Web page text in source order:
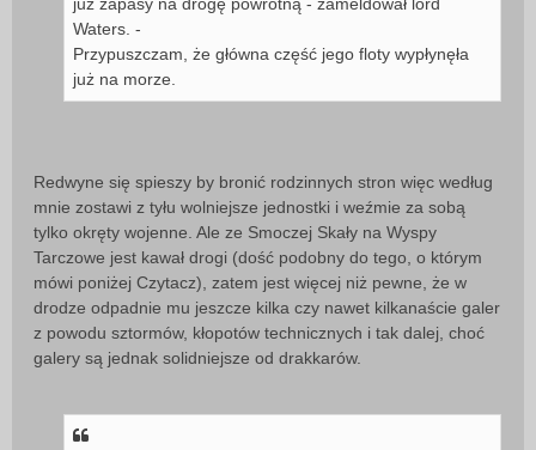
Waters. -
Przypuszczam, że główna część jego floty wypłynęła
już na morze.
Redwyne się spieszy by bronić rodzinnych stron więc według
mnie zostawi z tyłu wolniejsze jednostki i weźmie za sobą
tylko okręty wojenne. Ale ze Smoczej Skały na Wyspy
Tarczowe jest kawał drogi (dość podobny do tego, o którym
mówi poniżej Czytacz), zatem jest więcej niż pewne, że w
drodze odpadnie mu jeszcze kilka czy nawet kilkanaście galer
z powodu sztormów, kłopotów technicznych i tak dalej, choć
galery są jednak solidniejsze od drakkarów.